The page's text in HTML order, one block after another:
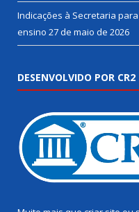
Indicações à Secretaria
ensino 27 de maio de 2026
DESENVOLVIDO POR CR2